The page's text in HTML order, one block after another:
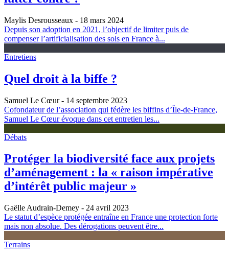
Maylis Desrousseaux - 18 mars 2024
Depuis son adoption en 2021, l’objectif de limiter puis de
compenser l’artificialisation des sols en France à...
Entretiens
Quel droit à la biffe ?
Samuel Le Cœur- 14 septembre 2023
Cofondateur de l’association qui fédère les biffins d’Île-de-France,
Samuel Le Cœur évoque dans cet entretien les...
Débats
Protéger la biodiversité face aux projets
d’aménagement : la « raison impérative
d’intérêt public majeur »
Gaëlle Audrain-Demey - 24 avril 2023
Le statut d’espèce protégée entraîne en France une protection forte
mais non absolue. Des dérogations peuvent être...
Terrains